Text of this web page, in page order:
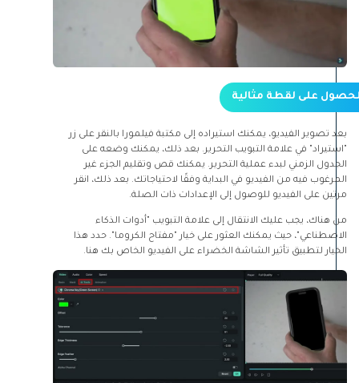
بعد تصوير الفيديو، يمكنك استيراده إلى مكتبة فيلمورا بالنقر على زر
"استيراد" في علامة التبويب التحرير. بعد ذلك، يمكنك وضعه على
الجدول الزمني لبدء عملية التحرير. يمكنك قص وتقليم الجزء غير
المرغوب فيه من الفيديو في البداية وفقًا لاحتياجاتك. بعد ذلك، انقر
مرتين على الفيديو للوصول إلى الإعدادات ذات الصلة.
من هناك، يجب عليك الانتقال إلى علامة التبويب "أدوات الذكاء
الاصطناعي"، حيث يمكنك العثور على خيار "مفتاح الكروما". حدد هذا
الخيار لتطبيق تأثير الشاشة الخضراء على الفيديو الخاص بك هنا.